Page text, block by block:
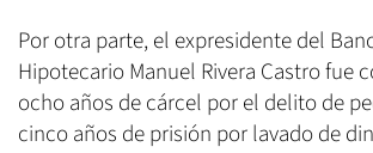
Por otra parte, el expresidente del
Hipotecario Manuel Rivera Castro fue
ocho años de cárcel por el delito de
cinco años de prisión por lavado de